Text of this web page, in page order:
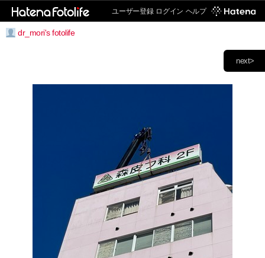
ユーザー登録 ログイン ヘルプ
dr_mori's fotolife
next>